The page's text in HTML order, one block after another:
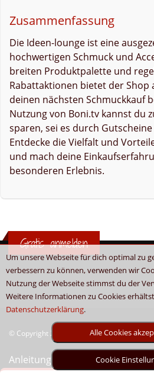
Um unsere Webseite für dich optimal zu
verbessern zu können, verwenden wir
Nutzung der Webseite stimmst du der
Weitere Informationen zu Cookies
Datenschutzerklärung.
Alle Cookies
Cookie
Zusammenfassung
Die Ideen-lounge ist eine
hochwertigen Schmuck und
breiten Produktpalette und
Rabattaktionen bietet der Shop
deinen nächsten Schmuckkauf
Nutzung von Boni.tv kannst du
sparen, sei es durch
Entdecke die Vielfalt und
und mach deine
besonderen Erlebnis.
Gratis anmelden
© Copyright 2026 - Boni.tv / Cashback &
Anleitung Sitemap Kontakt